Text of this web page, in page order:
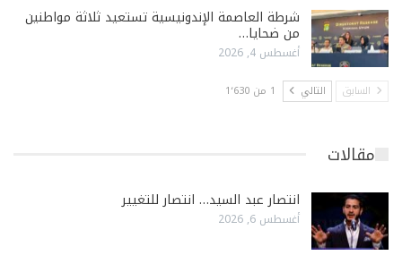
شرطة العاصمة الإندونيسية تستعيد ثلاثة مواطنين
من ضحايا…
أغسطس 4, 2026
السابق التالي 1 من 1٬630
مقالات
انتصار عبد السيد… انتصار للتغيير
أغسطس 6, 2026